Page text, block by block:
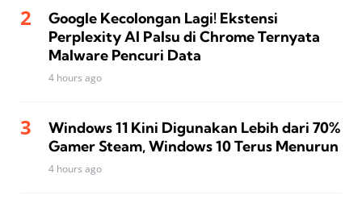
Google Kecolongan Lagi! Ekstensi
Perplexity AI Palsu di Chrome Ternyata
Malware Pencuri Data
4 hours ago
Windows 11 Kini Digunakan Lebih dari 70%
Gamer Steam, Windows 10 Terus Menurun
4 hours ago